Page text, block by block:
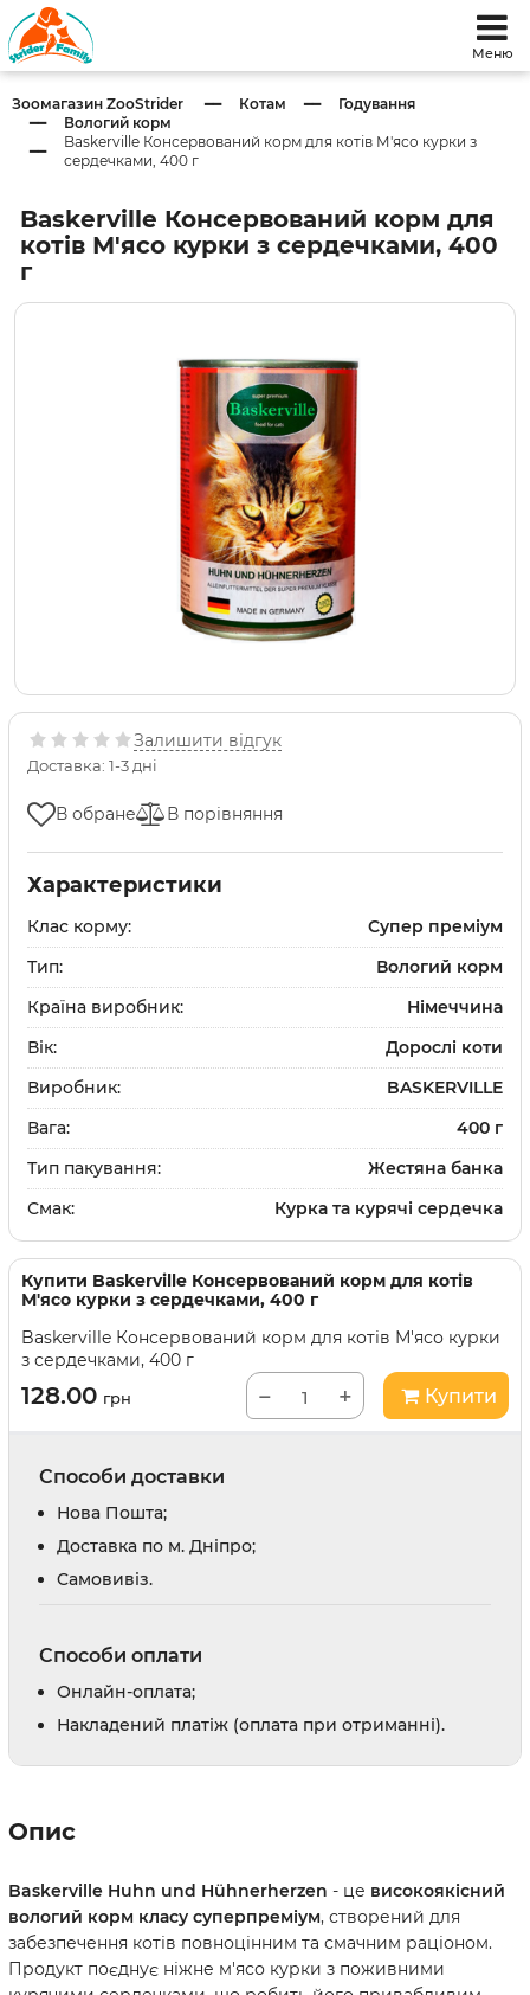
Меню
Зоомагазин ZooStrider Котам
Годування
Вологий корм
Baskerville Консервований корм для котів М'ясо курки з
сердечками, 400 г
Baskerville Консервований корм для
котів М'ясо курки з сердечками, 400
г
Залишити відгук
Доставка: 1-3 дні
В обране В порівняння
Характеристики
Клас корму:
Супер преміум
Тип:
Вологий корм
Країна виробник:
Німеччина
Вік:
Дорослі коти
Виробник:
BASKERVILLE
Вага:
400 г
Тип пакування:
Жестяна банка
Смак:
Курка та курячі сердечка
Купити Baskerville Консервований корм для котів
М'ясо курки з сердечками, 400 г
Baskerville Консервований корм для котів М'ясо курки
з сердечками, 400 г
128.00 грн − + Купити
Способи доставки
Нова Пошта;
Доставка по м. Дніпро;
Cамовивіз.
Способи оплати
Онлайн-оплата;
Накладений платіж (оплата при отриманні).
Опис
Baskerville Huhn und Hühnerherzen - це високоякісний
вологий корм класу суперпреміум, створений для
забезпечення котів повноцінним та смачним раціоном.
Продукт поєднує ніжне м'ясо курки з поживними